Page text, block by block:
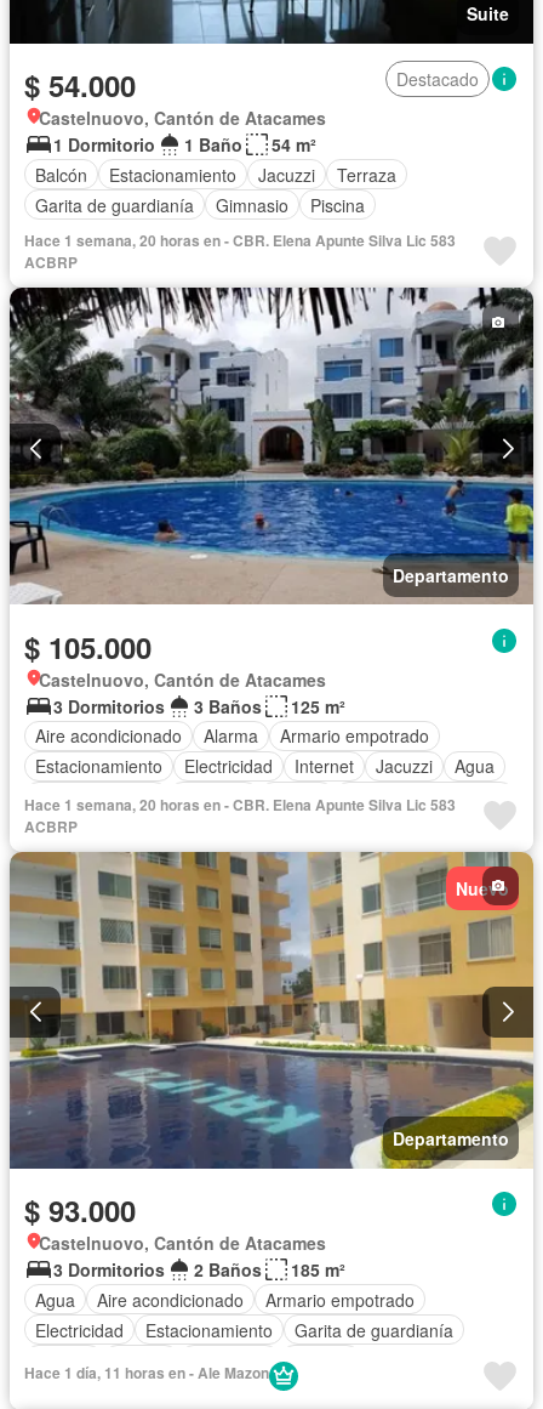
Suite
$ 54.000
Destacado
Castelnuovo, Cantón de Atacames
1 Dormitorio
1 Baño
54 m²
Balcón
Estacionamiento Jacuzzi
Terraza
Garita de guardianía
Gimnasio Piscina
Hace 1 semana, 20 horas en - CBR. Elena Apunte Silva Lic 583
ACBRP
Departamento
$ 105.000
Castelnuovo, Cantón de Atacames
3 Dormitorios
3 Baños
125 m²
Aire acondicionado
Alarma
Armario empotrado
Estacionamiento
Electricidad Internet Jacuzzi
Agua
Área para niños
Conserje Parrilla
Garita de guardianía
Gimnasio
Hace 1 semana, 20 horas en - CBR. Elena Apunte Silva Lic 583
ACBRP
Nuevo
Departamento
$ 93.000
Castelnuovo, Cantón de Atacames
3 Dormitorios
2 Baños
185 m²
Agua
Aire acondicionado
Armario empotrado
Electricidad
Estacionamiento
Garita de guardianía
Terraza
Hace 1 día, 11 horas en - Ale Mazon